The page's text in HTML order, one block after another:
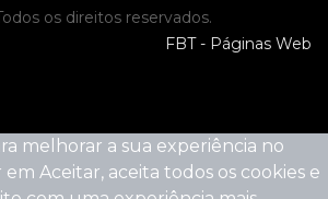
os direitos reservados.
FBT - Páginas Web
melhorar a sua experiência no
em Aceitar, aceita todos os cookies e